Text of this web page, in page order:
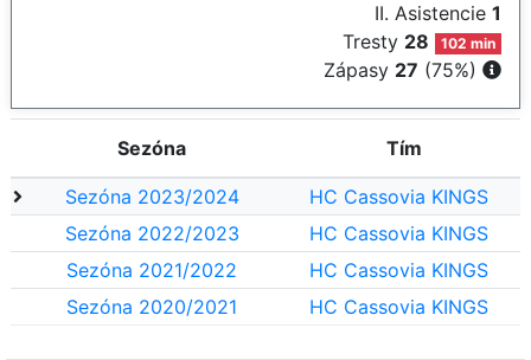
II. Asistencie 1
Tresty 28 102 min
Zápasy 27 (75%)
Sezóna Tím
Sezóna 2023/2024
HC Cassovia KINGS
Sezóna 2022/2023
HC Cassovia KINGS
Sezóna 2021/2022
HC Cassovia KINGS
Sezóna 2020/2021
HC Cassovia KINGS